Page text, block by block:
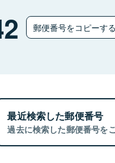
郵便番号をコピーする
最近検索した郵便番号
過去に検索した郵便番号を